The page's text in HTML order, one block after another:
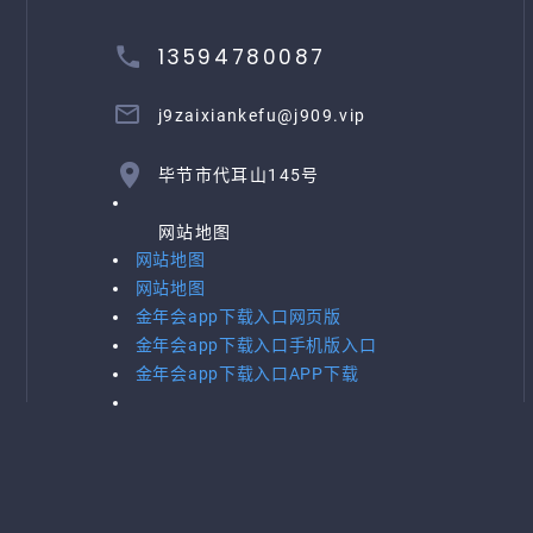
13594780087
j9zaixiankefu@j909.vip
毕节市代耳山145号
网站地图
网站地图
网站地图
金年会app下载入口网页版
金年会app下载入口手机版入口
金年会app下载入口APP下载